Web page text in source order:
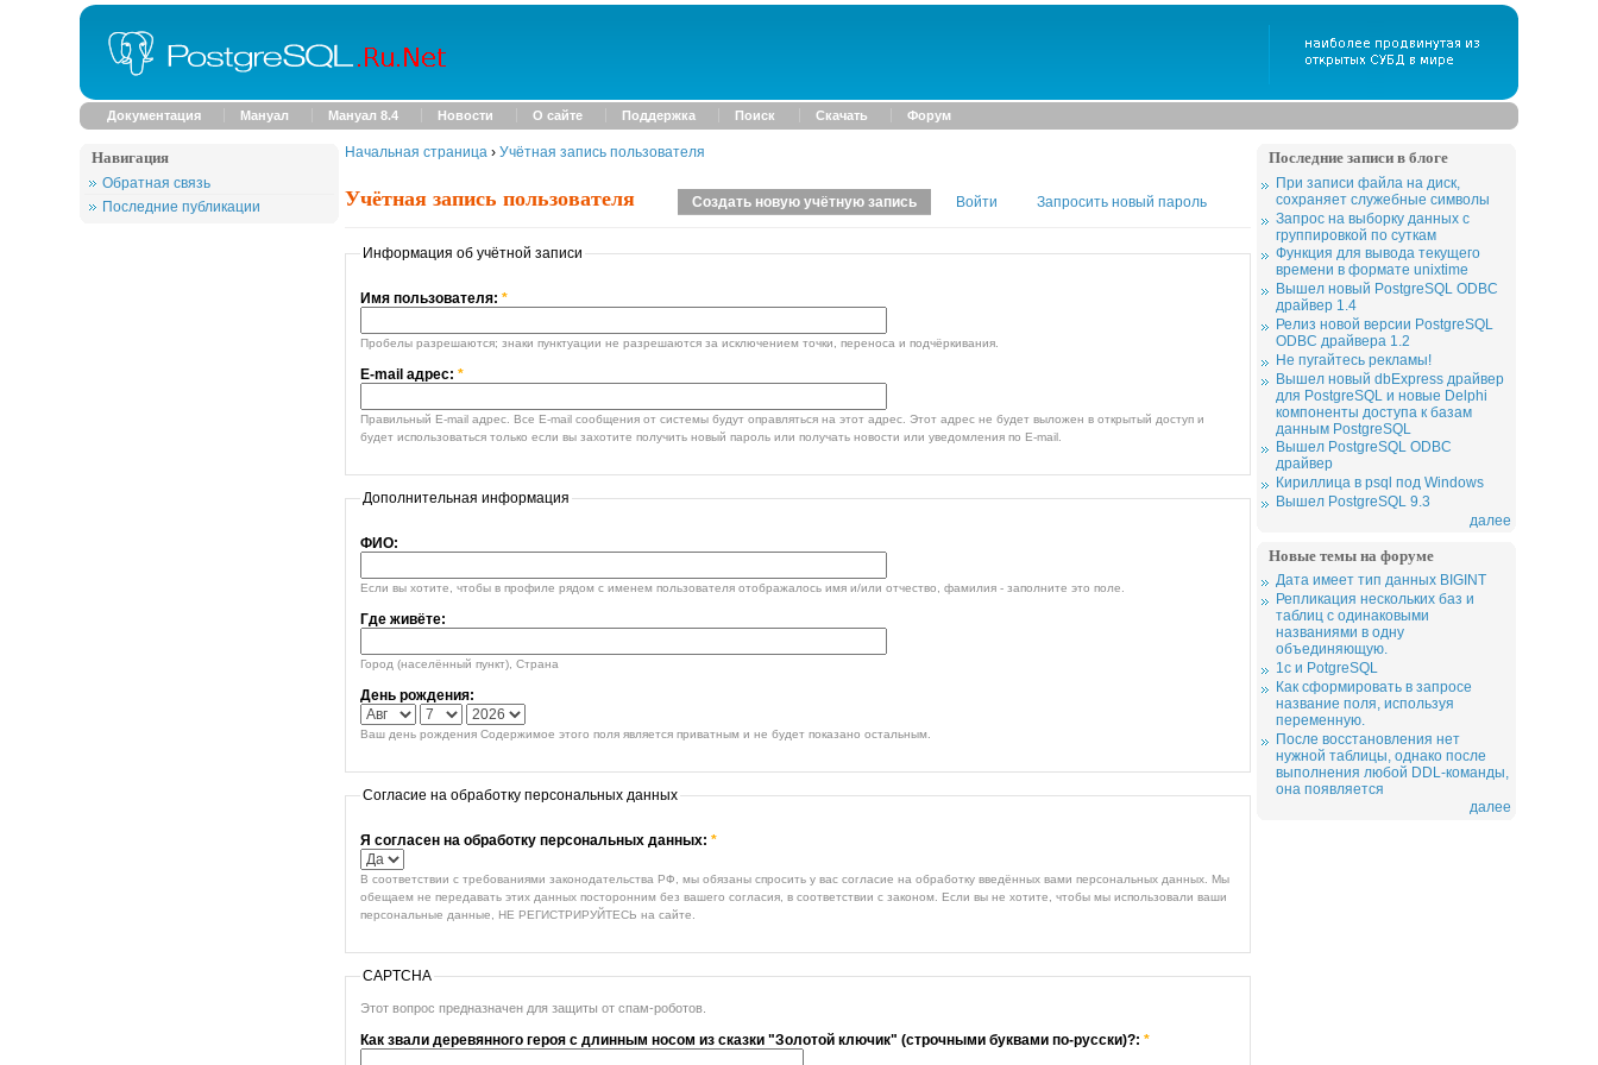
Документация Мануал Мануал 8.4 Новости О сайте Поддержка Поиск Скачать Форум
Навигация
Обратная связь
Последние публикации
Начальная страница› Учётная запись пользователя
Учётная запись пользователя Создать новую учётную запись Войти Запросить новый пароль
Информация об учётной записи
Имя пользователя: *
Пробелы разрешаются; знаки пунктуации не разрешаются за исключением точки, переноса и подчёркивания.
E-mail адрес: *
Правильный E-mail адрес. Все E-mail сообщения от системы будут оправляться на этот адрес. Этот адрес не будет выложен в открытый доступ и
будет использоваться только если вы захотите получить новый пароль или получать новости или уведомления по E-mail.
Дополнительная информация
ФИО:
Если вы хотите, чтобы в профиле рядом с именем пользователя отображалось имя и/или отчество, фамилия - заполните это поле.
Где живёте:
Город (населённый пункт), Страна
День рождения:
Ваш день рождения Содержимое этого поля является приватным и не будет показано остальным.
Согласие на обработку персональных данных
Я согласен на обработку персональных данных: *
В соответствии с требованиями законодательства РФ, мы обязаны спросить у вас согласие на обработку введённых вами персональных данных. Мы
обещаем не передавать этих данных посторонним без вашего согласия, в соответствии с законом. Если вы не хотите, чтобы мы использовали ваши
персональные данные, НЕ РЕГИСТРИРУЙТЕСЬ на сайте.
CAPTCHA
Этот вопрос предназначен для защиты от спам-роботов.
Как звали деревянного героя с длинным носом из сказки "Золотой ключик" (строчными буквами по-русски)?: *
Последние записи в блоге
При записи файла на диск,
сохраняет служебные символы
Запрос на выборку данных с
группировкой по суткам
Функция для вывода текущего
времени в формате unixtime
Вышел новый PostgreSQL ODBC
драйвер 1.4
Релиз новой версии PostgreSQL
ODBC драйвера 1.2
Не пугайтесь рекламы!
Вышел новый dbExpress драйвер
для PostgreSQL и новые Delphi
компоненты доступа к базам
данным PostgreSQL
Вышел PostgreSQL ODBC
драйвер
Кириллица в psql под Windows
Вышел PostgreSQL 9.3
далее
Новые темы на форуме
Дата имеет тип данных BIGINT
Репликация нескольких баз и
таблиц с одинаковыми
названиями в одну
объединяющую.
1c и PotgreSQL
Как сформировать в запросе
название поля, используя
переменную.
После восстановления нет
нужной таблицы, однако после
выполнения любой DDL-команды,
она появляется
далее